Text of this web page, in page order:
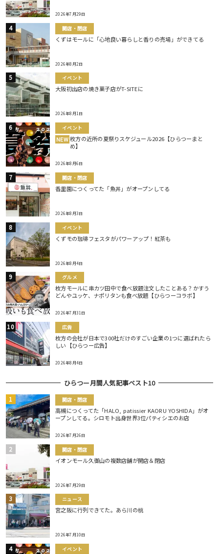
2026年7月29日
開店・閉店
くずはモールに「心地良い暮らしと香りの売場」ができてる
2026年8月2日
イベント
大阪初出店の焼き菓子店がT-SITEに
2026年8月1日
イベント
NEW 枚方の近所の夏祭りスケジュール2026【ひらつーまと
め】
2026年8月6日
開店・閉店
香里園につくってた「魚丼」がオープンしてる
2026年8月3日
イベント
くずモの珈琲フェスタがパワーアップ！紅茶も
2026年8月4日
グルメ
枚方モールに串カツ田中で食べ放題注文したことある？かすう
どんやユッケ、ナポリタンも食べ放題【ひらつーコラボ】
2026年7月31日
広告
枚方の会社が日本で300社だけのすごい企業の1つに選ばれたら
しい【ひらつー広告】
2026年8月4日
ひらつー月間人気記事ベスト10
開店・閉店
高槻につくってた「HALO, patissier KAORU YOSHIDA」がオ
ープンしてる。シロモト出身世界3位パティシエのお店
2026年7月26日
開店・閉店
イオンモール久御山の複数店舗が開店＆閉店
2026年7月29日
ニュース
宮之阪に行列できてた。あら川の桃
2026年7月10日
イベント